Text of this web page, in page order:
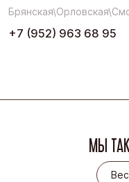
+7 (952) 963 68 95
МЫ